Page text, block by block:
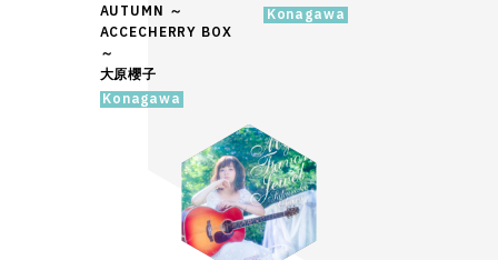
AUTUMN ～
ACCECHERRY BOX
～
大原櫻子
Konagawa
Konagawa